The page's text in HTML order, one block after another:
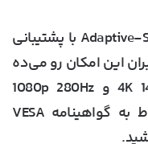
استاندارد صفحه نمایش Adaptive-Sync VESA با پشتیبانی
این امکان رو می‌ده
در مانیتورهای گیمینگ بین 4K 144Hz و 1080p 280Hz
سوئیچ کنن. تا آخر این خبر مربوط به گواهینامه VESA